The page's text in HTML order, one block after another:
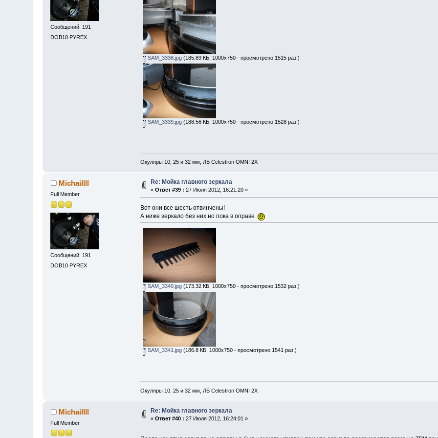
Сообщений: 191
DOB10 PYREX
SAM_3338.jpg (185.89 КБ, 1000x750 - просмотрено 1515 раз.)
SAM_3339.jpg (188.56 КБ, 1000x750 - просмотрено 1528 раз.)
Окуляры 10, 25 и 32 мм, ЛБ Celestron OMNI 2X
Michaillll
Full Member
Сообщений: 191
DOB10 PYREX
Re: Мойка главного зеркала
«Ответ #39 : 27 Июля 2012, 16:21:20 »
Вот они все шесть отвинчены!
А ниже зеркало без них но пока в оправе
SAM_3340.jpg (173.32 КБ, 1000x750 - просмотрено 1532 раз.)
SAM_3341.jpg (186.8 КБ, 1000x750 - просмотрено 1541 раз.)
Окуляры 10, 25 и 32 мм, ЛБ Celestron OMNI 2X
Michaillll
Full Member
Re: Мойка главного зеркала
«Ответ #40 : 27 Июля 2012, 16:24:01 »